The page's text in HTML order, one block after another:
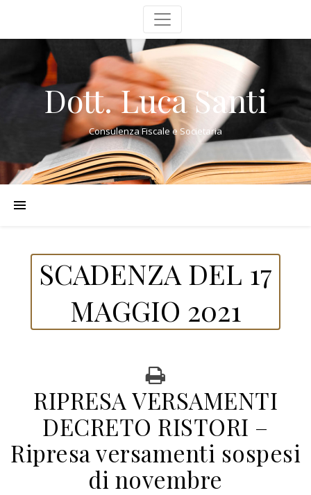
Dott. Luca Santi
Consulenza Fiscale e Societaria
SCADENZA DEL 17
MAGGIO 2021
RIPRESA VERSAMENTI
DECRETO RISTORI –
Ripresa versamenti sospesi
di novembre